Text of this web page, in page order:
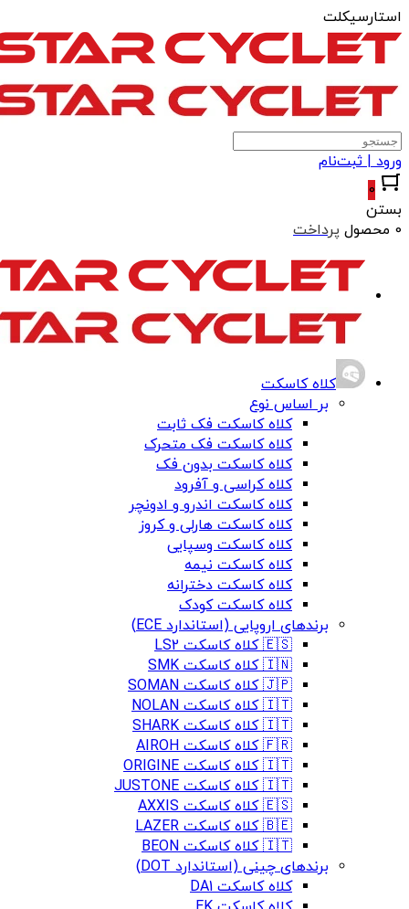
استارسیکلت
ورود | ثبت‌نام
0
بستن
0 محصول
پرداخت
کلاه کاسکت
بر اساس نوع
کلاه کاسکت فک ثابت
کلاه کاسکت فک متحرک
کلاه کاسکت بدون فک
کلاه کراسی و آفرود
کلاه کاسکت اندرو و ادونچر
کلاه کاسکت هارلی و کروز
کلاه کاسکت وسپایی
کلاه کاسکت نیمه
کلاه کاسکت دخترانه
کلاه کاسکت کودک
برندهای اروپایی (استاندارد ECE)
🇪🇸 کلاه کاسکت LS2
🇮🇳 کلاه کاسکت SMK
🇯🇵 کلاه کاسکت SOMAN
🇮🇹 کلاه کاسکت NOLAN
🇮🇹 کلاه کاسکت SHARK
🇫🇷 کلاه کاسکت AIROH
🇮🇹 کلاه کاسکت ORIGINE
🇮🇹 کلاه کاسکت JUSTONE
🇪🇸 کلاه کاسکت AXXIS
🇧🇪 کلاه کاسکت LAZER
🇮🇹 کلاه کاسکت BEON
برندهای چینی (استاندارد DOT)
کلاه کاسکت DA1